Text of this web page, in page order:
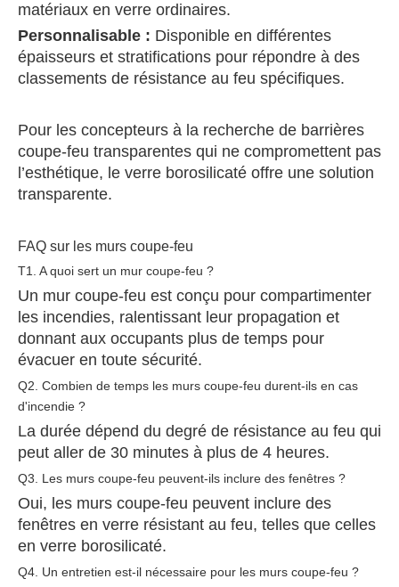
matériaux en verre ordinaires.
Personnalisable : Disponible en différentes
épaisseurs et stratifications pour répondre à des
classements de résistance au feu spécifiques.
Pour les concepteurs à la recherche de barrières
coupe-feu transparentes qui ne compromettent pas
l’esthétique, le verre borosilicaté offre une solution
transparente.
FAQ sur les murs coupe-feu
T1. A quoi sert un mur coupe-feu ?
Un mur coupe-feu est conçu pour compartimenter
les incendies, ralentissant leur propagation et
donnant aux occupants plus de temps pour
évacuer en toute sécurité.
Q2. Combien de temps les murs coupe-feu durent-ils en cas
d'incendie ?
La durée dépend du degré de résistance au feu qui
peut aller de 30 minutes à plus de 4 heures.
Q3. Les murs coupe-feu peuvent-ils inclure des fenêtres ?
Oui, les murs coupe-feu peuvent inclure des
fenêtres en verre résistant au feu, telles que celles
en verre borosilicaté.
Q4. Un entretien est-il nécessaire pour les murs coupe-feu ?